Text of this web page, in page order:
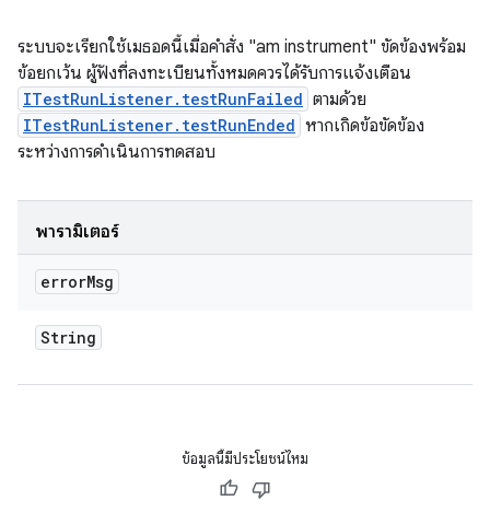
ระบบจะเรียกใช้เมธอดนี้เมื่อคำสั่ง "am instrument" ขัดข้องพร้อม
ข้อยกเว้น ผู้ฟังที่ลงทะเบียนทั้งหมดควรได้รับการแจ้งเตือน
ITestRunListener.testRunFailed ตามด้วย
ITestRunListener.testRunEnded หากเกิดข้อขัดข้อง
ระหว่างการดำเนินการทดสอบ
พารามิเตอร์
errorMsg
String
ข้อมูลนี้มีประโยชน์ไหม